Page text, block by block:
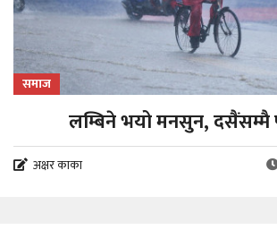
समाज
लम्बिने भयो मनसुन, दसैंसम्मै
अक्षर काका